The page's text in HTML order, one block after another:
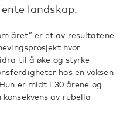
landskap.
året” er et av resultatene
hvor
til å øke og styrke
hos en voksen
er midt i 30 årene og
av rubella